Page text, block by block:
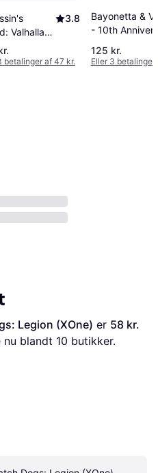
Valhalla
3.8
betalinger af 47 kr.
Bayonetta &
- 10th
(XOne)
125 kr.
Eller 3 betalinger
Legion (XOne) er 58 kr.
nu blandt 10 butikker.